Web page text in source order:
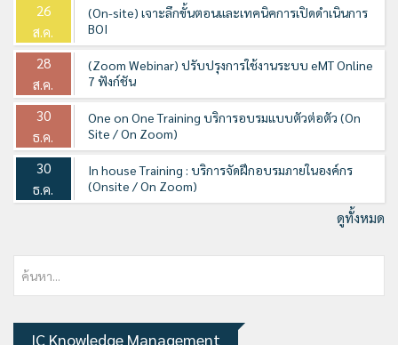
26
ส.ค.
(On-site) เจาะลึกขั้นตอนและเทคนิคการเปิดดำเนินการ
BOI
28
ส.ค.
(Zoom Webinar) ปรับปรุงการใช้งานระบบ eMT Online
7 ฟังก์ชัน
30
ธ.ค.
One on One Training บริการอบรมแบบตัวต่อตัว (On
Site / On Zoom)
30
ธ.ค.
In house Training : บริการจัดฝึกอบรมภายในองค์กร
(Onsite / On Zoom)
ดูทั้งหมด
IC Knowledge Management